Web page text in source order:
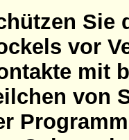
Sie
vor
mit
von